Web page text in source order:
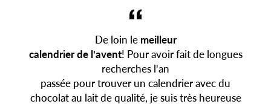
De loin le meilleur
calendrier de l'avent! Pour avoir fait de longues
recherches l'an
passée pour trouver un calendrier avec du
chocolat au lait de qualité, je suis très heureuse